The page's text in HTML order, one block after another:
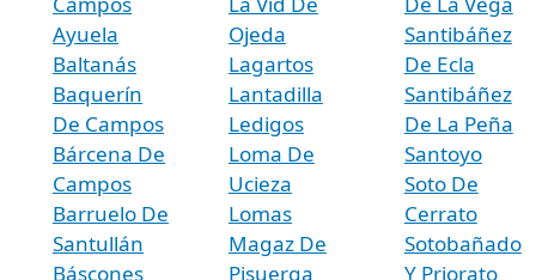
Ayuela
Baltanás
Baquerín
De Campos
Bárcena De
Campos
Barruelo De
Santullán
Báscones
Ojeda
Lagartos
Lantadilla
Ledigos
Loma De
Ucieza
Lomas
Magaz De
Pisuerga
Santibáñez
De Ecla
Santibáñez
De La Peña
Santoyo
Soto De
Cerrato
Sotobañado
Y Priorato